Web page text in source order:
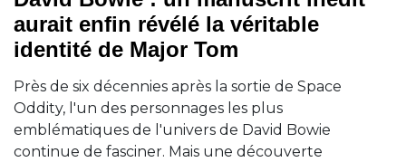
aurait enfin révélé la véritable
identité de Major Tom
Près de six décennies après la sortie de Space
Oddity, l'un des personnages les plus
emblématiques de l'univers de David Bowie
continue de fasciner. Mais une découverte